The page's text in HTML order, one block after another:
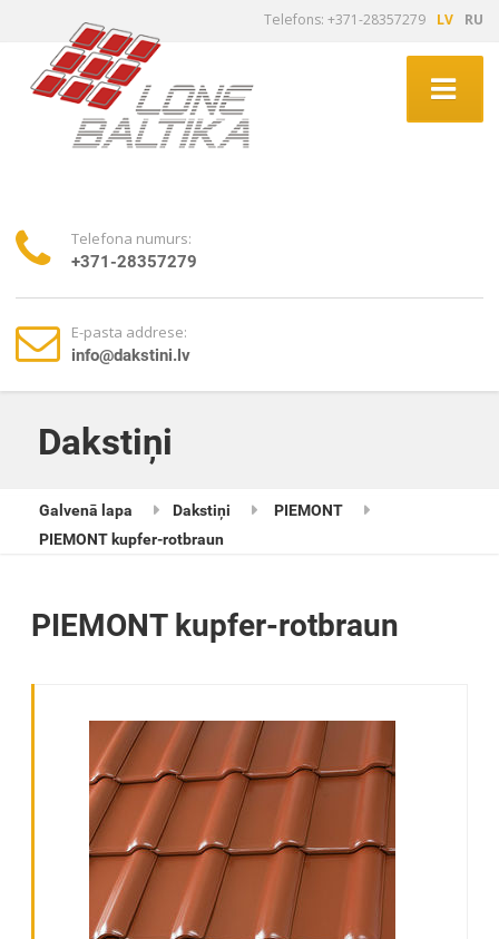
Telefons: +371-28357279 LV RU
Telefona numurs:
+371-28357279
E-pasta addrese:
info@dakstini.lv
Dakstiņi
Galvenā lapa Dakstiņi
PIEMONT
PIEMONT kupfer-rotbraun
PIEMONT kupfer-rotbraun